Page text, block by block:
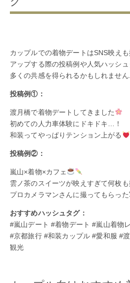
カップルでの着物デートはSNS映え
アップする際の投稿例や人気ハッシ
多くの共感を得られるかもしれません
投稿例①：
渡月橋で着物デートしてきました
初めての人力車体験にドキドキ…！
和装ってやっぱりテンション上がる
投稿例②：
嵐山×着物×カフェ
雲ノ茶のスイーツが映えすぎて何枚も
プロカメラマンさんに撮ってもらった
おすすめハッシュタグ：
#嵐山デート #着物デート #嵐山着物
#京都旅行 #和装カップル #愛和服 #
観光